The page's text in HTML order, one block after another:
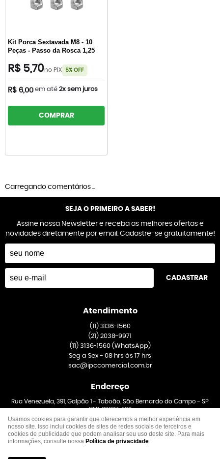
Kit Porca Sextavada M8 - 10
Peças - Passo da Rosca 1,25
R$ 5,70no PIX 5% OFF
R$ 6,00 em até 2x sem juros
COMPRAR
Carregando comentários ...
SEJA O PRIMEIRO A SABER!
Assine nossa Newsletter e receba as melhores ofertas e
novidades diretamente por email. Cadastre-se gratuitamente!
CADASTRAR
Atendimento
(11)3136-1560
(21) 2038-9971
(11)3136-1560 (WhatsApp)
Seg a Sex - 08 hrs às 17 hrs
sac@ipccomercial.com.br
Endereço
Rua Venezuela, 391, Galpão 1 - Taboão, São Bernardo do Campo- SP
CEP: 09667-020
Usamos cookies para garantir que oferecemos a melhor experiência em
nosso site. Isso inclui cookies de sites de redes sociais de terceiros e
cookies de publicidade que podem analisar seu uso deste site. Para mais
informações, consulte nossa Política de privacidade.